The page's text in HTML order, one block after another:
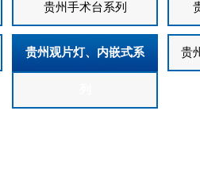
贵州手术台系列
贵州观片灯、内嵌式系 贵